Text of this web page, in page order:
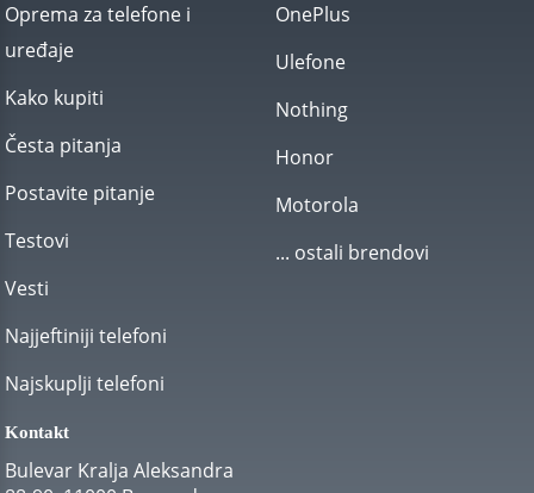
Oprema za telefone i
uređaje
Kako kupiti
Česta pitanja
Postavite pitanje
Testovi
Vesti
Najjeftiniji telefoni
Najskuplji telefoni
OnePlus
Ulefone
Nothing
Honor
Motorola
... ostali brendovi
Kontakt
Bulevar Kralja Aleksandra